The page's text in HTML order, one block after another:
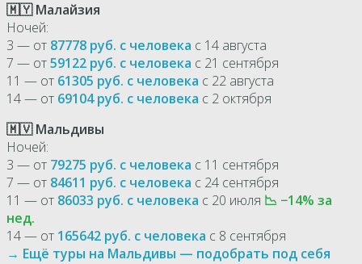
🇲🇾 Малайзия
Ночей:
3 — от 87778 руб. с человека с 14 августа
7 — от59122 руб. с человека с 21 сентября
11 — от 61305 руб. с человека с 22 августа
14 — от 69104 руб. с человека с 2 октября
🇲🇻 Мальдивы
Ночей:
3 — от 79275 руб. с человека с 11 сентября
7 — от 84611 руб. с человека с 24 сентября
11 — от 86033 руб. с человека с 20 июля 📉 −14% за
нед.
14 — от 165642 руб. с человека с 8 сентября
→ Ещё туры на Мальдивы — подобрать под себя